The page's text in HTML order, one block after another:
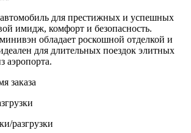
автомобиль для престижных и успешных
имидж, комфорт и безопасность.
обладает роскошной отделкой и
для длительных поездок элитных
аэропорта.
заказа
разгрузки